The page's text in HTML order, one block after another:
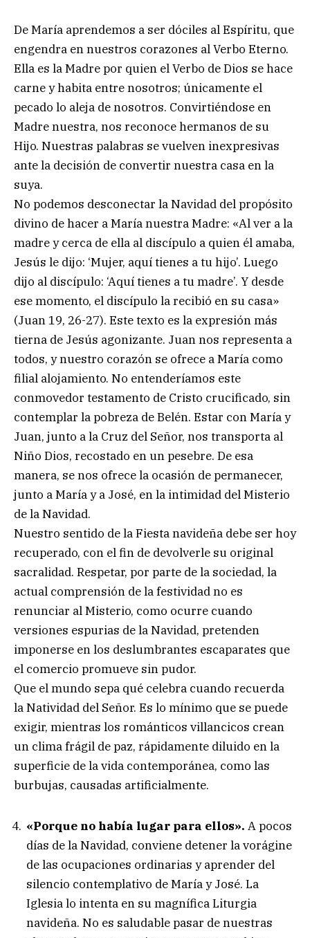
De María aprendemos a ser dóciles al Espíritu, que
engendra en nuestros corazones al Verbo Eterno.
Ella es la Madre por quien el Verbo de Dios se hace
carne y habita entre nosotros; únicamente el
pecado lo aleja de nosotros. Convirtiéndose en
Madre nuestra, nos reconoce hermanos de su
Hijo. Nuestras palabras se vuelven inexpresivas
ante la decisión de convertir nuestra casa en la
suya.
No podemos desconectar la Navidad del propósito
divino de hacer a María nuestra Madre: «Al ver a la
madre y cerca de ella al discípulo a quien él amaba,
Jesús le dijo: ‘Mujer, aquí tienes a tu hijo’. Luego
dijo al discípulo: ‘Aquí tienes a tu madre’. Y desde
ese momento, el discípulo la recibió en su casa»
(Juan 19, 26-27). Este texto es la expresión más
tierna de Jesús agonizante. Juan nos representa a
todos, y nuestro corazón se ofrece a María como
filial alojamiento. No entenderíamos este
conmovedor testamento de Cristo crucificado, sin
contemplar la pobreza de Belén. Estar con María y
Juan, junto a la Cruz del Señor, nos transporta al
Niño Dios, recostado en un pesebre. De esa
manera, se nos ofrece la ocasión de permanecer,
junto a María y a José, en la intimidad del Misterio
de la Navidad.
Nuestro sentido de la Fiesta navideña debe ser hoy
recuperado, con el fin de devolverle su original
sacralidad. Respetar, por parte de la sociedad, la
actual comprensión de la festividad no es
renunciar al Misterio, como ocurre cuando
versiones espurias de la Navidad, pretenden
imponerse en los deslumbrantes escaparates que
el comercio promueve sin pudor.
Que el mundo sepa qué celebra cuando recuerda
la Natividad del Señor. Es lo mínimo que se puede
exigir, mientras los románticos villancicos crean
un clima frágil de paz, rápidamente diluido en la
superficie de la vida contemporánea, como las
burbujas, causadas artificialmente.
«Porque no había lugar para ellos». A pocos
días de la Navidad, conviene detener la vorágine
de las ocupaciones ordinarias y aprender del
silencio contemplativo de María y José. La
Iglesia lo intenta en su magnífica Liturgia
navideña. No es saludable pasar de nuestras